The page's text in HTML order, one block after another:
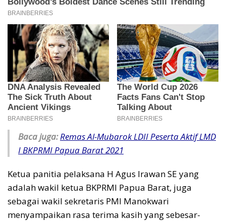
Baca juga:Remas Al-Mubarok LDII Peserta Aktif LMD
I BKPRMI Papua Barat 2021
Ketua panitia pelaksana H Agus Irawan SE yang
adalah wakil ketua BKPRMI Papua Barat, juga
sebagai wakil sekretaris PMI Manokwari
menyampaikan rasa terima kasih yang sebesar-